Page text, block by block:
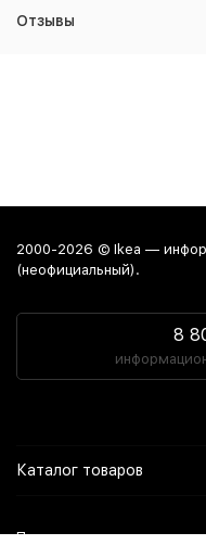
Отзывы
2000-2026 © Ikea —
(неофициальный).
8
Каталог товаров
Политика персональных